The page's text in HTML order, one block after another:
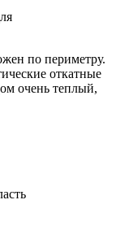
по периметру.
откатные
очень теплый,